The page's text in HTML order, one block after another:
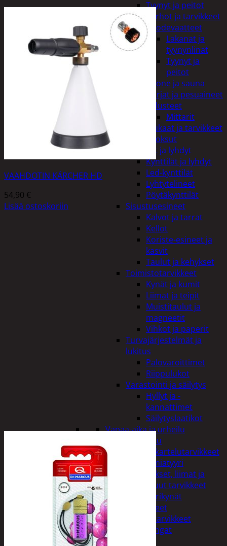
Tyynyt ja peitot
Verhot ja tarvikkeet
Vuodevaatteet
Lakanat ja
tyynynlinat
Tyynyt ja
peitot
Kylpyhuone ja sauna
Harjat ja pesuaineet
Kalusteet
Mittarit
Kiukaat ja tarvikkeet
Tuoksut
Kynttilät ja lyhdyt
Kynttilät ja lyhdyt
Led-kynttilät
Lyhtytelineet
Pöytäkynttilät
Sisustusesineet
Kalvot ja tarrat
Kellot
Koriste-esineet ja
kasvit
Taulut ja kehykset
Toimistotarvikkeet
Kynät ja kumit
Liimat ja teipit
Muistitaulut ja
magneetit
Vihkot ja paperit
Turvajärjestelmät ja
lukitus
Palovaroittimet
Riippulukot
Varastointi ja säilytys
Hyllyt ja -
kannattimet
Säilytyslaatikot
Vapaa-aika ja urheilu
Askartelu
Askartelutarvikkeet
Miniatyyri
Sakset, liimat ja
muut tarvikkeet
Värikynät
Harrasteet
Käsityötarvikkeet
Langat
VAAHDOTIN KÄRCHER HD
54,90 €
Lisää ostoskoriin